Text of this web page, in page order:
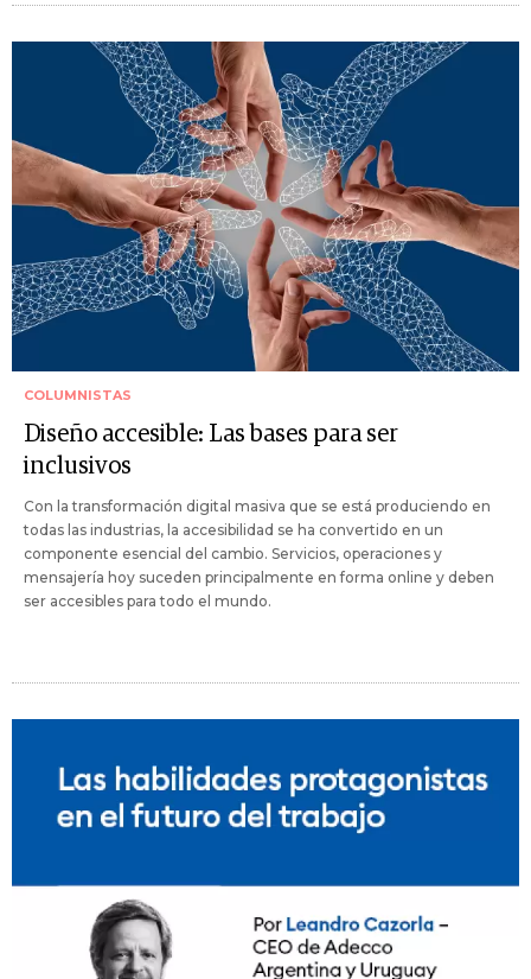
COLUMNISTAS
Diseño accesible: Las bases para ser
inclusivos
Con la transformación digital masiva que se está produciendo en
todas las industrias, la accesibilidad se ha convertido en un
componente esencial del cambio. Servicios, operaciones y
mensajería hoy suceden principalmente en forma online y deben
ser accesibles para todo el mundo.